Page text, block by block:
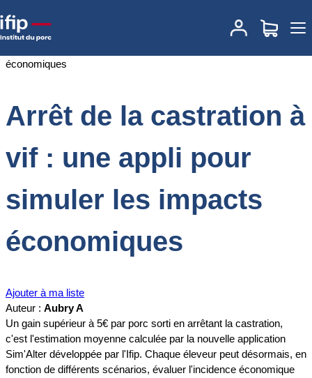
Accueil
Arrêt de la castration à vif : une appli pour
simuler les impacts économiques
Arrêt de la castration à
vif : une appli pour
simuler les impacts
économiques
Ajouter à ma liste
Auteur : Aubry A
Un gain supérieur à 5€ par porc sorti en arrêtant la castration,
c'est l'estimation moyenne calculée par la nouvelle application
Sim'Alter développée par l'Ifip. Chaque éleveur peut désormais, en
fonction de différents scénarios, évaluer l'incidence économique